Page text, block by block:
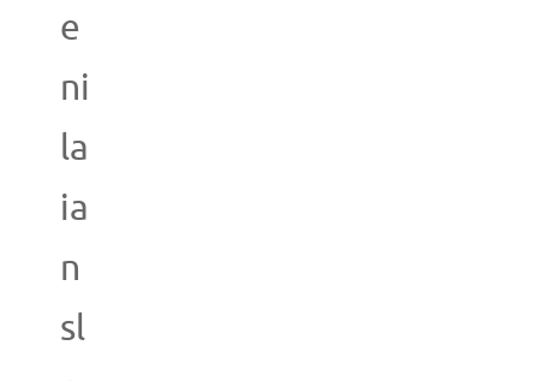
e
ni
la
ia
n
sl